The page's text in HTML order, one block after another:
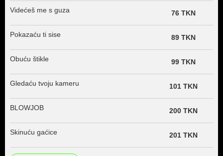
Videćeš me s guza 76 TKN
Pokazaću ti sise 89 TKN
Obuću štikle 99 TKN
Gledaću tvoju kameru 101 TKN
BLOWJOB 200 TKN
Skinuću gaćice 201 TKN